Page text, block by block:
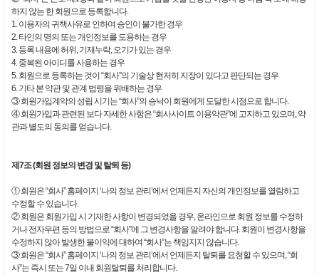
하지 않는 한 회원으로 등록합니다.
1. 이용자의 귀책사유로 인하여 승인이 불가한 경우
2. 타인의 명의 또는 개인정보를 도용하는 경우
3. 등록 내용에 허위, 기재누락, 오기가 있는 경우
4. 중복된 아이디를 사용하는 경우
5. 회원으로 등록하는 것이 “회사”의 기술상 현저히 지장이 있다고 판단되는 경우
6. 기타 본 약관 및 관계 법령을 위배하는 경우
③ 회원가입계약의 성립 시기는 “회사”의 승낙이 회원에게 도달한 시점으로 합니다.
④ 회원가입과 관련된 보다 자세한 사항은 “회사사이트 이용약관”에 고지하고 있으며, 약
관과 별도의 동의를 얻습니다.
제7조 (회원 정보의 변경 및 탈퇴 등)
① 회원은 “회사” 홈페이지 ‘나의 정보 관리’에서 언제든지 자신의 개인정보를 열람하고
수정할 수 있습니다.
② 회원은 회원가입 시 기재한 사항이 변경되었을 경우, 온라인으로 회원 정보를 수정하
거나 전자우편 등의 방법으로 “회사”에 그 변경사항을 알려야 합니다. 회원이 변경사항을
수정하지 않아 발생한 불이익에 대하여 “회사”는 책임지지 않습니다.
③ 회원은 “회사” 홈페이지 ‘나의 정보 관리’에서 언제든지 탈퇴를 요청할 수 있으며, “회
사”는 즉시 또는 7일 이내 회원탈퇴를 처리합니다.